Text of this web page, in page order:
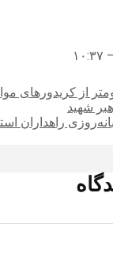
روشنایی ۱۳۷ کیلومتر از
شهید
راهداران